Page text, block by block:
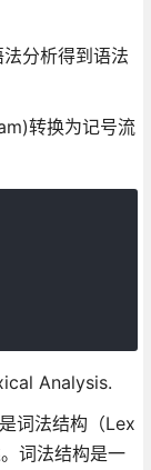
分析得到语法
转换为记号流
Analysis.
词法结构（Lex
词法结构是一